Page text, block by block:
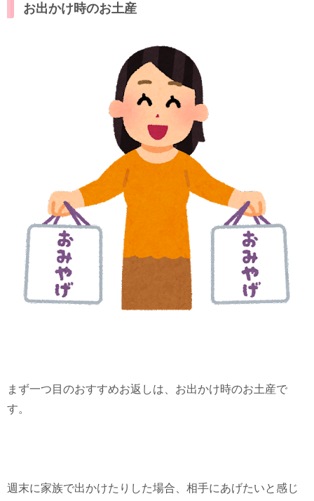
お出かけ時のお土産
まず一つ目のおすすめお返しは、お出かけ時のお土産で
す。
週末に家族で出かけたりした場合、相手にあげたいと感じ